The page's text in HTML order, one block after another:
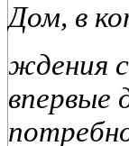
Дом, в
ждения
впервые